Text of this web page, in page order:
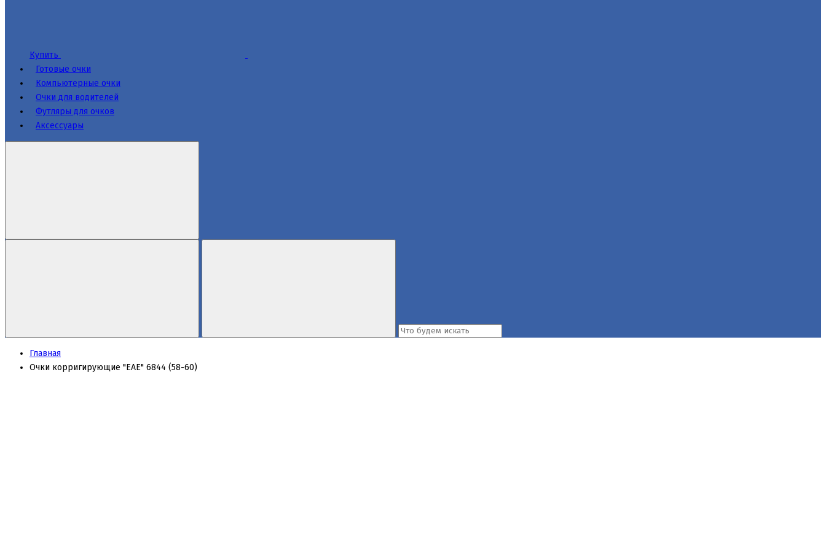
Купить
Готовые очки
Компьютерные очки
Очки для водителей
Футляры для очков
Аксессуары
Главная
Очки корригирующие "EAE" 6844 (58-60)